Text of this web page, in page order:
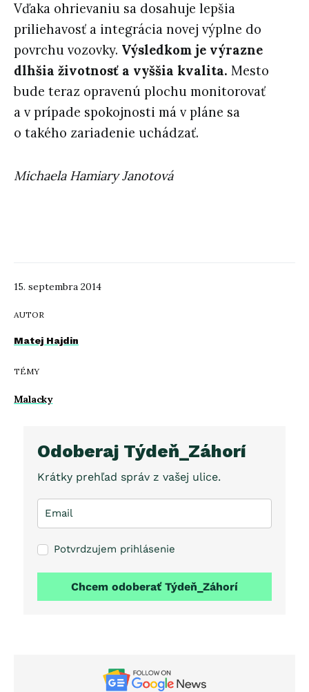
15. septembra 2014
AUTOR
Matej Hajdin
TÉMY
Malacky
Vďaka ohrievaniu sa dosahuje lepšia
priliehavosť a integrácia novej výplne do
povrchu vozovky. Výsledkom je výrazne
dlhšia životnosť a vyššia kvalita. Mesto
bude teraz opravenú plochu monitorovať
a v prípade spokojnosti má v pláne sa
o takého zariadenie uchádzať.
Michaela Hamiary Janotová
Odoberaj Týdeň_Záhorí
Krátky prehľad správ z vašej ulice.
Potvrdzujem prihlásenie
Chcem odoberať Týdeň_Záhorí